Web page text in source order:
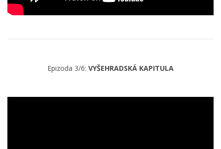
Epizoda 3/6: VYŠEHRADSKÁ KAPITULA